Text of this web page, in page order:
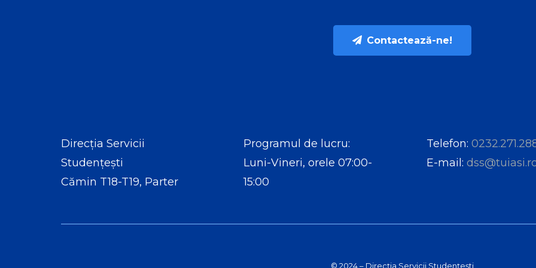
Contactează-ne!
Direcția Servicii
Studențești
Cămin T18-T19, Parter
Programul de lucru:
Luni-Vineri, orele 07:00-
15:00
Telefon:
E-mail:
© 2024 – Direcția Servicii Studențești